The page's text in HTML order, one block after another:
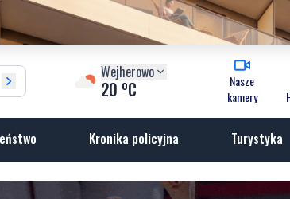
Wejherowo
20 oC
Nasze
kamery
Kronika policyjna Turystyka